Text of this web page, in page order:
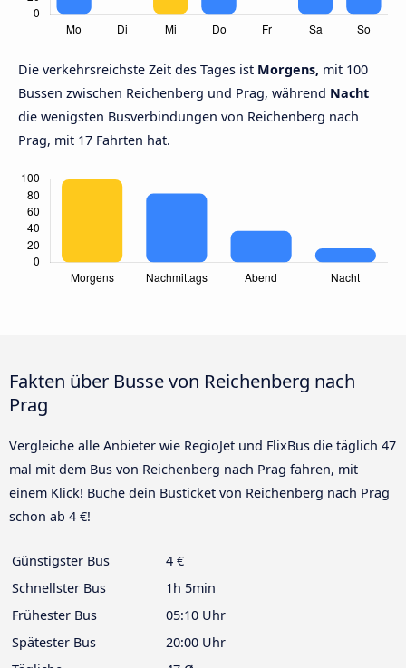
Die verkehrsreichste Zeit des Tages ist Morgens, mit 100
Bussen zwischen Reichenberg und Prag, während Nacht
die wenigsten Busverbindungen von Reichenberg nach
Prag, mit 17 Fahrten hat.
Fakten über Busse von Reichenberg nach
Prag
Vergleiche alle Anbieter wie RegioJet und FlixBus die täglich 47
mal mit dem Bus von Reichenberg nach Prag fahren, mit
einem Klick! Buche dein Busticket von Reichenberg nach Prag
schon ab 4 €!
Günstigster Bus
4 €
Schnellster Bus
1h 5min
Frühester Bus
05:10 Uhr
Spätester Bus
20:00 Uhr